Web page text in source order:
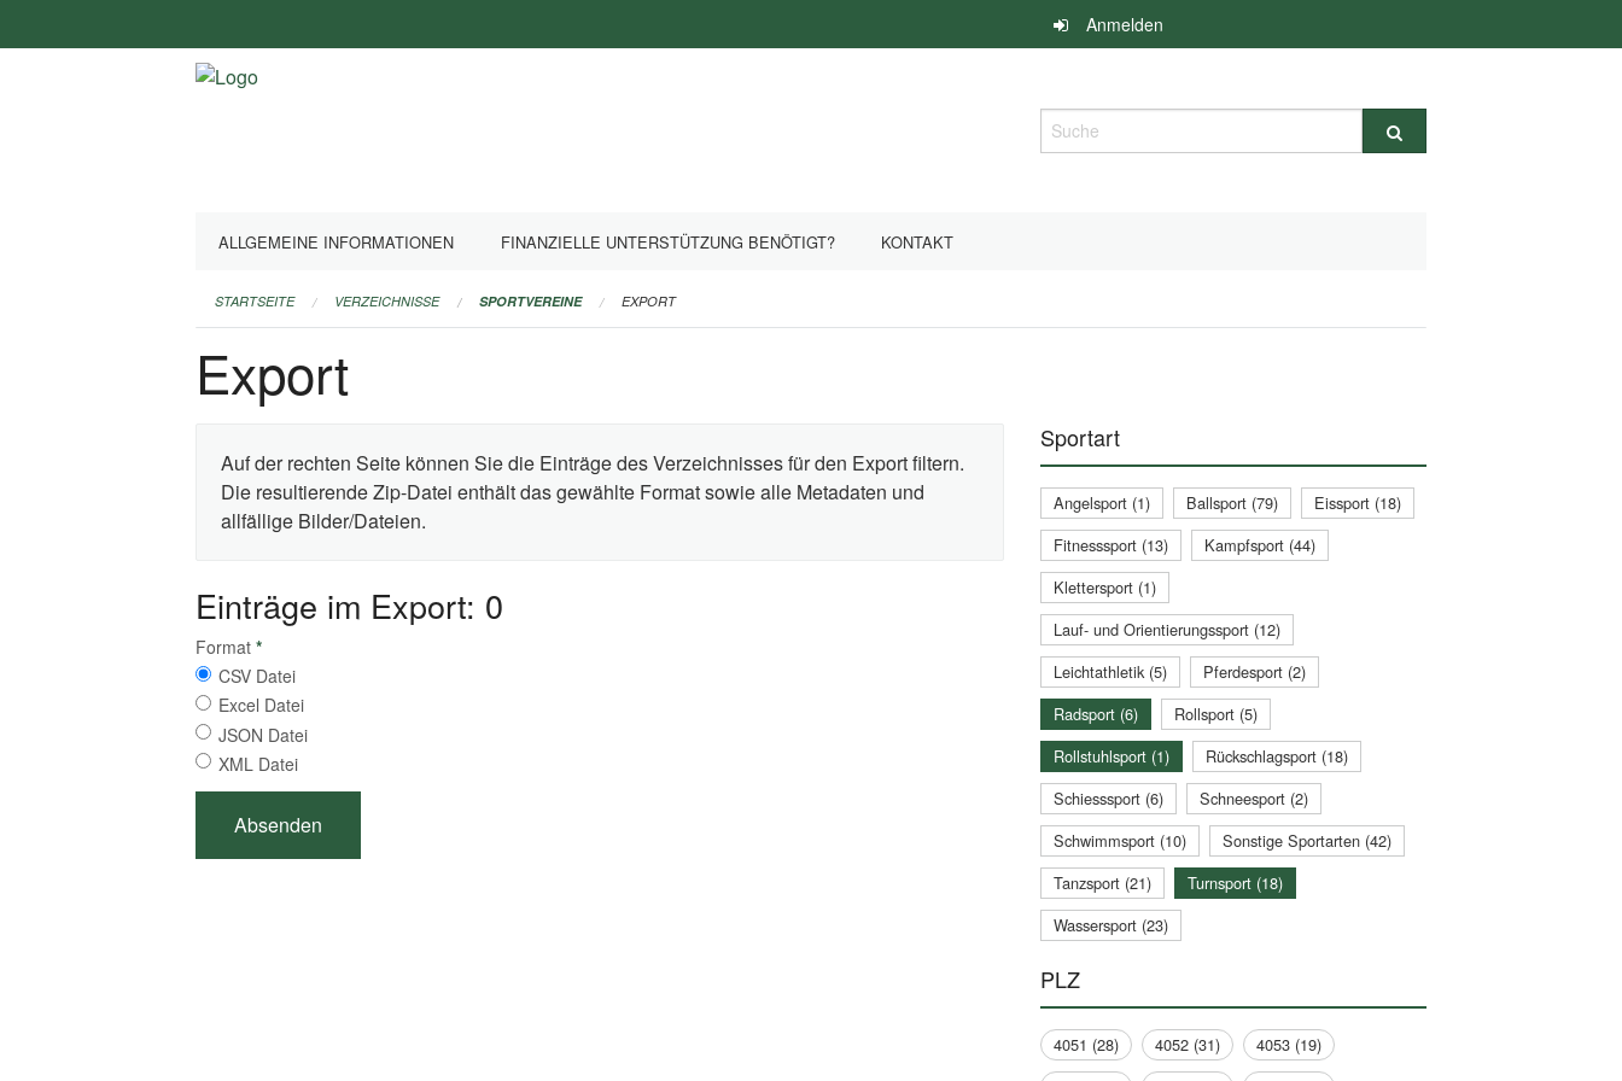
überspringen
Anmelden
Suche
ALLGEMEINE INFORMATIONEN FINANZIELLE UNTERSTÜTZUNG BENÖTIGT? KONTAKT
STARTSEITE VERZEICHNISSE SPORTVEREINE EXPORT
Export
Auf der rechten Seite können Sie die Einträge des Verzeichnisses für den Export filtern.
Die resultierende Zip-Datei enthält das gewählte Format sowie alle Metadaten und
allfällige Bilder/Dateien.
Einträge im Export: 0
Format *
CSV Datei
Excel Datei
JSON Datei
XML Datei
Sportart
Angelsport (1) Ballsport (79)
Eissport (18)
Fitnesssport (13)
Kampfsport (44)
Klettersport (1)
Lauf- und Orientierungssport (12)
Leichtathletik (5)
Pferdesport (2)
Radsport (6)
Rollsport (5)
Rollstuhlsport (1)
Rückschlagsport (18)
Schiesssport (6)
Schneesport (2)
Schwimmsport (10)
Sonstige Sportarten (42)
Tanzsport (21)
Turnsport (18)
Wassersport (23)
PLZ
4051 (28) 4052 (31)
4053 (19)